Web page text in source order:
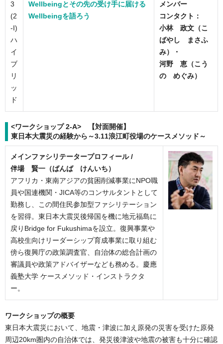
3
(2
-I)
ハ
イ
ブ
リ
ッ
ド
Wellbeingとその先の受け手に届ける
Wellbeingを語ろう
メンバー
コンタクト：
小林 政文（こ
ばやし まさふ
み）・
河野 恵（こう
の めぐみ）
<ワークショップ 2-A> 【対面開催】
東日本大震災の経験から～3.11浪江町役場のケースメソッド～
メインファシリテータープロフィール /
伴場 賢一（ばんば けんいち）
アフリカ・東南アジアの貧困削減事業にNPO職
員や国連機関・JICA等のコンサルタントとして
勤務し、この間住民参加型ファシリテーション
を習得。東日本大震災後帰国を機に地元福島に
戻りBridge for Fukushimaを設立。復興事業や
高校生向けリーダーシップ育成事業に取り組む
傍ら復興庁の政策調査官、自治体の総合計画の
審議員や政策アドバイザーなども務める。慶應
義塾大学 ケースメソッド・インストラクタ
ー。
ワークショップの概要
東日本大震災において、地震・津波に加え原発の災害を受けた原発
周辺20km圏内の自治体では、発災後津波や地震の被害も十分に確認